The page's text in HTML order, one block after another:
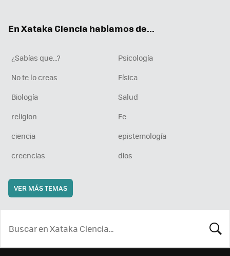
En Xataka Ciencia hablamos de...
¿Sabías que...?
Psicología
No te lo creas
Física
Biología
Salud
religion
Fe
ciencia
epistemología
creencias
dios
VER MÁS TEMAS